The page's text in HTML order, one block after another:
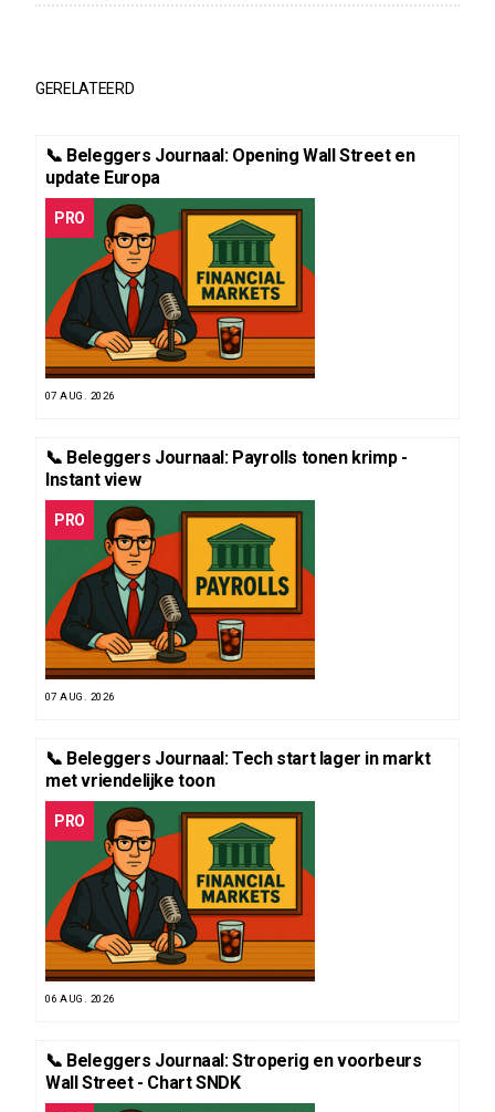
GERELATEERD
📞 Beleggers Journaal: Opening Wall Street en
update Europa
PRO
07 AUG. 2026
📞 Beleggers Journaal: Payrolls tonen krimp -
Instant view
PRO
07 AUG. 2026
📞 Beleggers Journaal: Tech start lager in markt
met vriendelijke toon
PRO
06 AUG. 2026
📞 Beleggers Journaal: Stroperig en voorbeurs
Wall Street - Chart SNDK